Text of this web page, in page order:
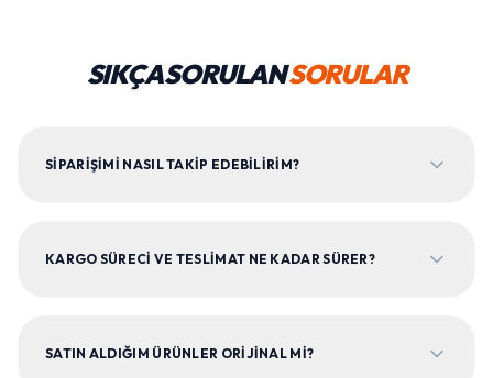
SIKÇA SORULANSORULAR
SIPARIŞIMI NASIL TAKIP EDEBILIRIM?
KARGO SÜRECI VE TESLIMAT NE KADAR SÜRER?
SATIN ALDIĞIM ÜRÜNLER ORIJINAL MI?